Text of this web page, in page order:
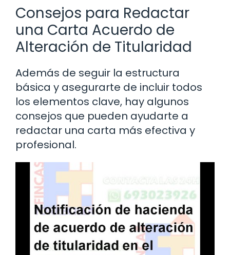
Consejos para Redactar
una Carta Acuerdo de
Alteración de Titularidad
Además de seguir la estructura
básica y asegurarte de incluir todos
los elementos clave, hay algunos
consejos que pueden ayudarte a
redactar una carta más efectiva y
profesional.